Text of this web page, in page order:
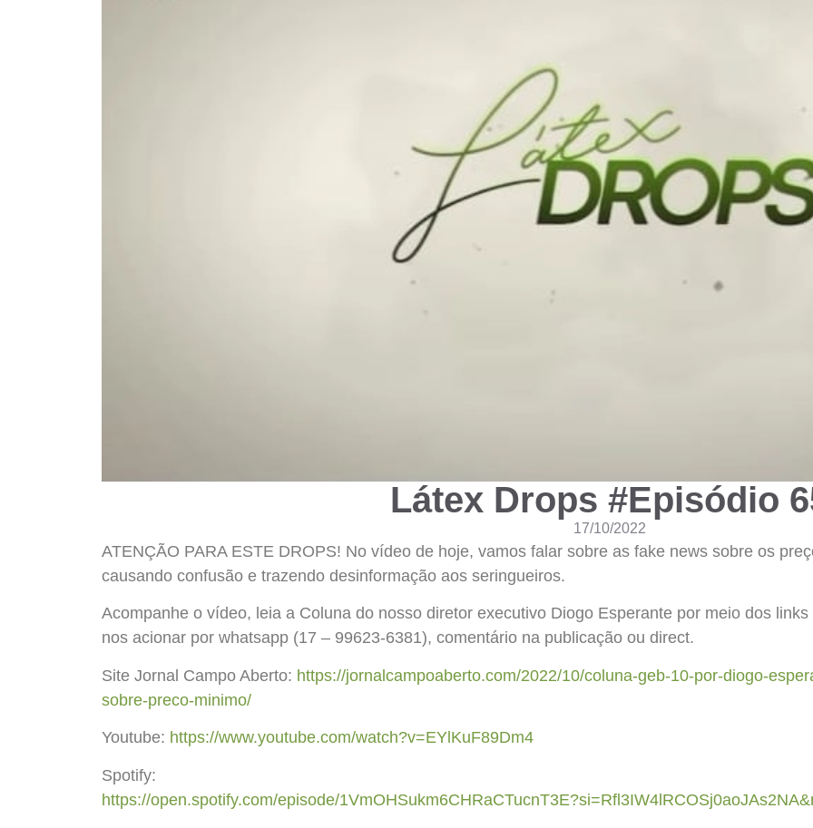
Látex Drops #Episódio
17/10/2022
ATENÇÃO PARA ESTE DROPS! No vídeo de hoje, vamos falar sobre as fake news sobre os
causando confusão e trazendo desinformação aos seringueiros.
Acompanhe o vídeo, leia a Coluna do nosso diretor executivo Diogo Esperante por meio dos
nos acionar por whatsapp (17 – 99623-6381), comentário na publicação ou direct.
Site Jornal Campo Aberto: https://jornalcampoaberto.com/2022/10/coluna-geb-10-por-diogo-
sobre-preco-minimo/
Youtube: https://www.youtube.com/watch?v=EYlKuF89Dm4
Spotify:
https://open.spotify.com/episode/